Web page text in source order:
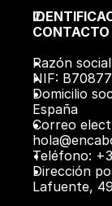
CONTACTO
Razón
NIF:
Domicilio
España
Correo
Teléfono:
Dirección
Lafuente,